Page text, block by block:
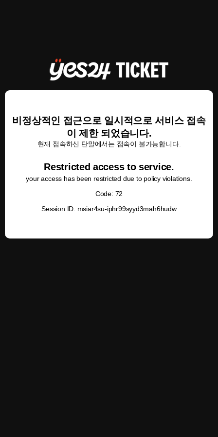
비정상적인 접근으로 일시적으로 서비스 접속
이 제한 되었습니다.
현재 접속하신 단말에서는 접속이 불가능합니다.
Restricted access to service.
your access has been restricted due to policy violations.
Code: 72
Session ID: msiar4su-iphr99syyd3mah6hudw